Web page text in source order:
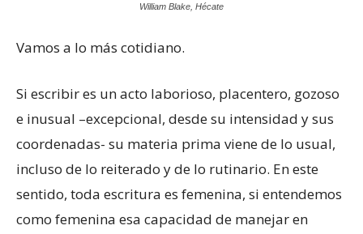
William Blake, Hécate
Vamos a lo más cotidiano.
Si escribir es un acto laborioso, placentero, gozoso
e inusual –excepcional, desde su intensidad y sus
coordenadas- su materia prima viene de lo usual,
incluso de lo reiterado y de lo rutinario. En este
sentido, toda escritura es femenina, si entendemos
como femenina esa capacidad de manejar en